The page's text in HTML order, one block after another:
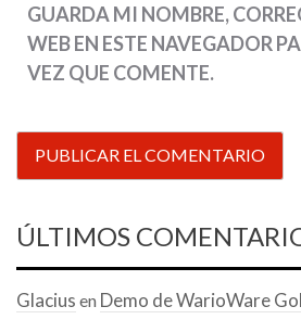
GUARDA MI NOMBRE,
WEB EN ESTE NAVEGADOR
VEZ QUE COMENTE.
ÚLTIMOS
Glacius en Demo de WarioWare